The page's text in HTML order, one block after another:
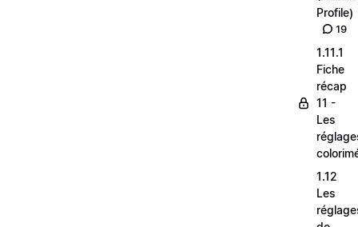
Profile)
19
1.11.1
Fiche
récap
11 -
Les
1.12
Les